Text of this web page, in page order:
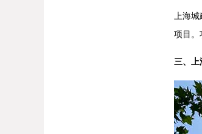
上海
项目。
三、上